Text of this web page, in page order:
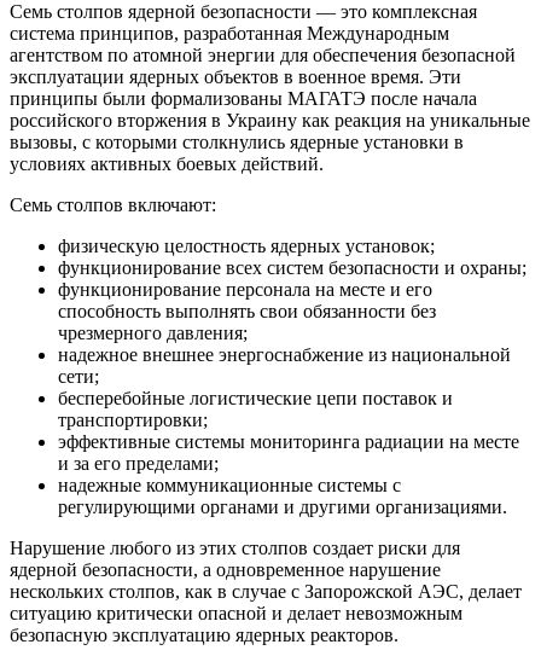
Семь столпов ядерной безопасности — это комплексная
система принципов, разработанная Международным
агентством по атомной энергии для обеспечения безопасной
эксплуатации ядерных объектов в военное время. Эти
принципы были формализованы МАГАТЭ после начала
российского вторжения в Украину как реакция на уникальные
вызовы, с которыми столкнулись ядерные установки в
условиях активных боевых действий.
Семь столпов включают:
физическую целостность ядерных установок;
функционирование всех систем безопасности и охраны;
функционирование персонала на месте и его
способность выполнять свои обязанности без
чрезмерного давления;
надежное внешнее энергоснабжение из национальной
сети;
бесперебойные логистические цепи поставок и
транспортировки;
эффективные системы мониторинга радиации на месте
и за его пределами;
надежные коммуникационные системы с
регулирующими органами и другими организациями.
Нарушение любого из этих столпов создает риски для
ядерной безопасности, а одновременное нарушение
нескольких столпов, как в случае с Запорожской АЭС, делает
ситуацию критически опасной и делает невозможным
безопасную эксплуатацию ядерных реакторов.